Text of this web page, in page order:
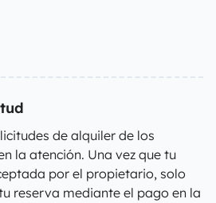
de alquiler de los
la atención. Una vez que tu
por el propietario, solo
reserva mediante el pago en la